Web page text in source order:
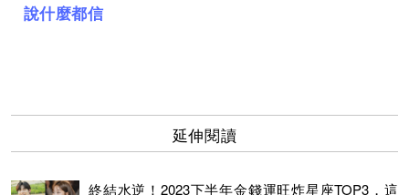
說什麼都信
延伸閱讀
終結水逆！2023下半年金錢運旺炸星座TOP3，這